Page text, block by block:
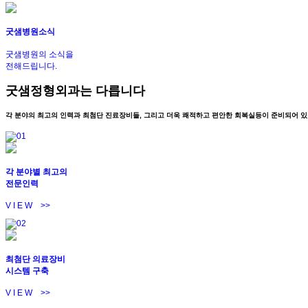
굿샘병원소식
굿샘병원의 소식을
전해드립니다.
굿샘정형외과는 다릅니다
각 분야의 최고의 인력과 최첨단 진료장비들, 그리고 더욱 쾌적하고 편안한 회복실등이 준비되어
각 분야별 최고의
전문인력
V I E W >>
최첨단 의료장비
시스템 구축
V I E W >>